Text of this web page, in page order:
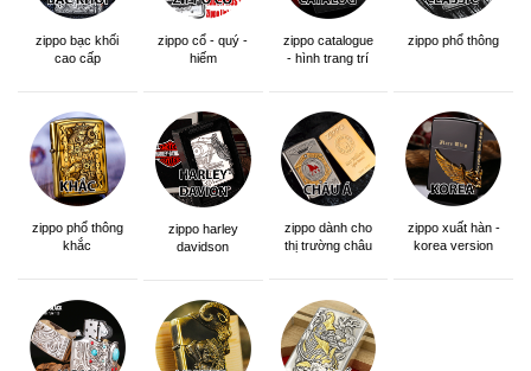
zippo bạc khối
cao cấp
zippo cổ - quý -
hiếm
zippo catalogue
- hình trang trí
zippo phổ thông
zippo phổ thông
khắc
zippo harley
davidson
zippo dành cho
thị trường châu
zippo xuất hàn -
korea version